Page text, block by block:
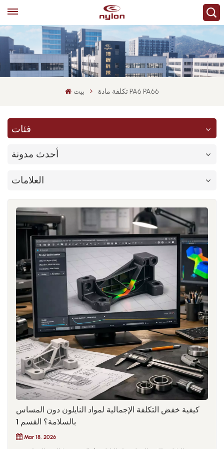
بيت تكلفة مادة PA6 PA66
فئات
أحدث مدونة
العلامات
كيفية خفض التكلفة الإجمالية لمواد النايلون دون المساس
بالسلامة؟ القسم 1
Mar 18, 2026